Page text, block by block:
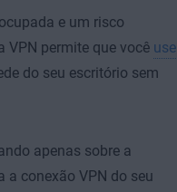
e um risco
VPN permite que você use
do seu escritório sem
apenas sobre a
a conexão VPN do seu